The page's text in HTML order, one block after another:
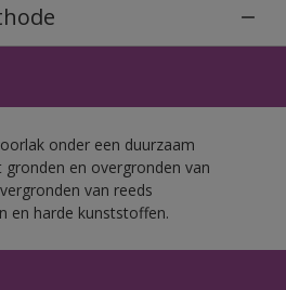
onder een duurzaam
en overgronden van
van reeds
en harde kunststoffen.